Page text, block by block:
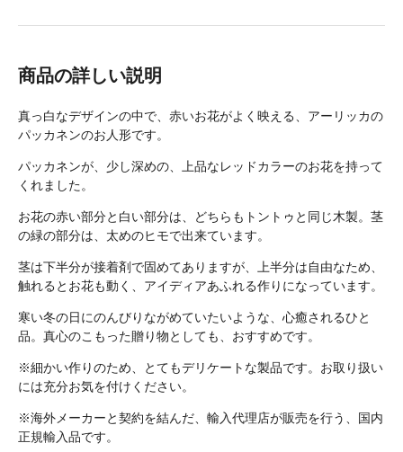
商品の詳しい説明
真っ白なデザインの中で、赤いお花がよく映える、アーリッカの
パッカネンのお人形です。
パッカネンが、少し深めの、上品なレッドカラーのお花を持って
くれました。
お花の赤い部分と白い部分は、どちらもトントゥと同じ木製。茎
の緑の部分は、太めのヒモで出来ています。
茎は下半分が接着剤で固めてありますが、上半分は自由なため、
触れるとお花も動く、アイディアあふれる作りになっています。
寒い冬の日にのんびりながめていたいような、心癒されるひと
品。真心のこもった贈り物としても、おすすめです。
※細かい作りのため、とてもデリケートな製品です。お取り扱い
には充分お気を付けください。
※海外メーカーと契約を結んだ、輸入代理店が販売を行う、国内
正規輸入品です。